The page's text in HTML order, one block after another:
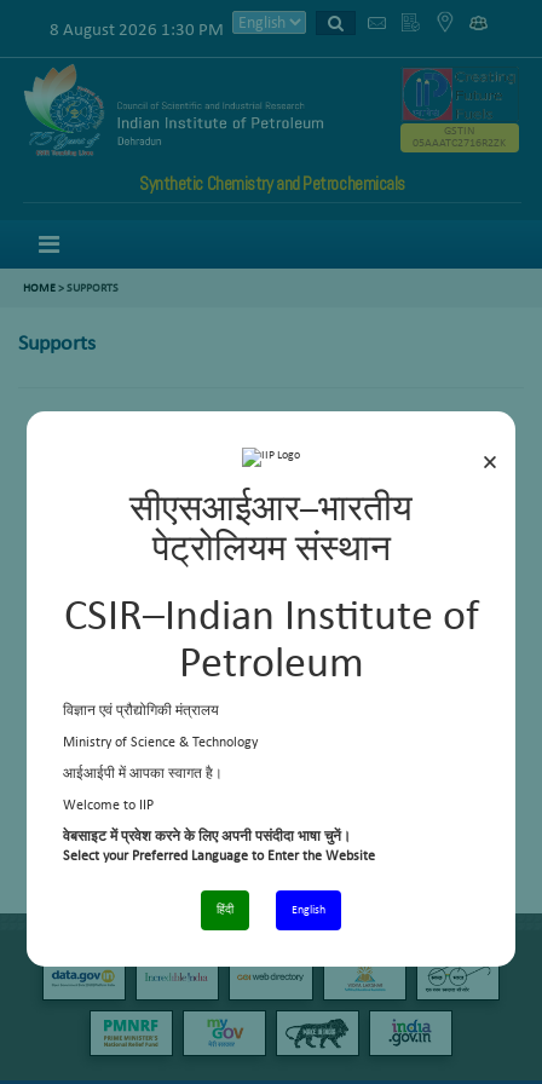
×
सीएसआईआर–भारतीय
पेट्रोलियम संस्थान
CSIR–Indian Institute of
Petroleum
विज्ञान एवं प्रौद्योगिकी मंत्रालय
Ministry of Science & Technology
आईआईपी में आपका स्वागत है।
Welcome to IIP
वेबसाइट में प्रवेश करने के लिए अपनी पसंदीदा भाषा चुनें।
Select your Preferred Language to Enter the Website
हिंदी English
8 August 2026 1:30 PM
Synthetic Chemistry and Petrochemicals
GSTIN
05AAATC2716R2ZK
HOME>SUPPORTS
Supports